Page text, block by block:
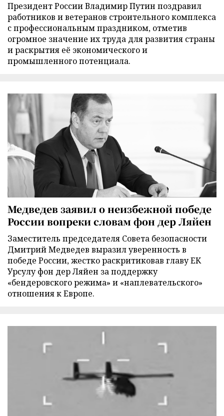
Президент России Владимир Путин поздравил
работников и ветеранов строительного комплекса
с профессиональным праздником, отметив
огромное значение их труда для развития страны
и раскрытия её экономического и
промышленного потенциала.
Медведев заявил о неизбежной победе
России вопреки словам фон дер Ляйен
Заместитель председателя Совета безопасности
Дмитрий Медведев выразил уверенность в
победе России, жестко раскритиковав главу ЕК
Урсулу фон дер Ляйен за поддержку
«бендеровского режима» и «наплевательского»
отношения к Европе.